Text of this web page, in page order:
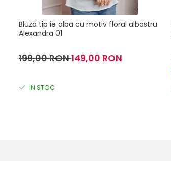
Bluza tip ie alba cu motiv floral albastru
Alexandra 01
199,00 RON149,00 RON
IN STOC